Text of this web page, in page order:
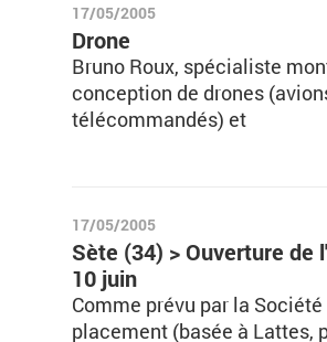
17/05/2005
Drone
Bruno Roux, spécialiste
conception de drones
télécommandés) et
17/05/2005
Sète (34) > Ouverture de
10 juin
Comme prévu par la
placement (basée à Lattes,